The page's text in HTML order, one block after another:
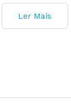
Ler Mais